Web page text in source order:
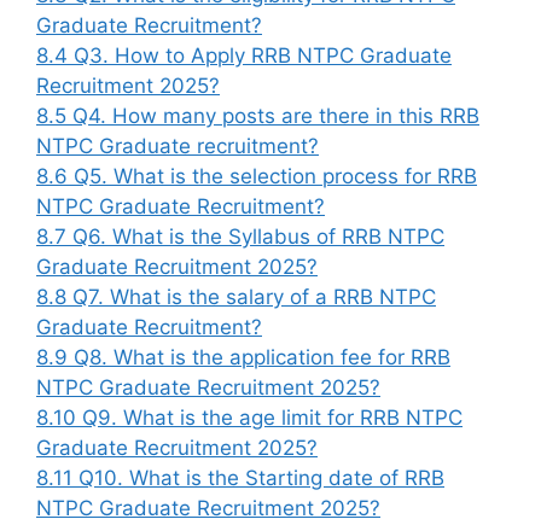
Graduate Recruitment?
8.4 Q3. How to Apply RRB NTPC Graduate
Recruitment 2025?
8.5 Q4. How many posts are there in this RRB
NTPC Graduate recruitment?
8.6 Q5. What is the selection process for RRB
NTPC Graduate Recruitment?
8.7 Q6. What is the Syllabus of RRB NTPC
Graduate Recruitment 2025?
8.8 Q7. What is the salary of a RRB NTPC
Graduate Recruitment?
8.9 Q8. What is the application fee for RRB
NTPC Graduate Recruitment 2025?
8.10 Q9. What is the age limit for RRB NTPC
Graduate Recruitment 2025?
8.11 Q10. What is the Starting date of RRB
NTPC Graduate Recruitment 2025?